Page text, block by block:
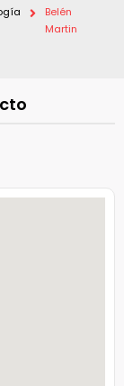
Belén
Martin